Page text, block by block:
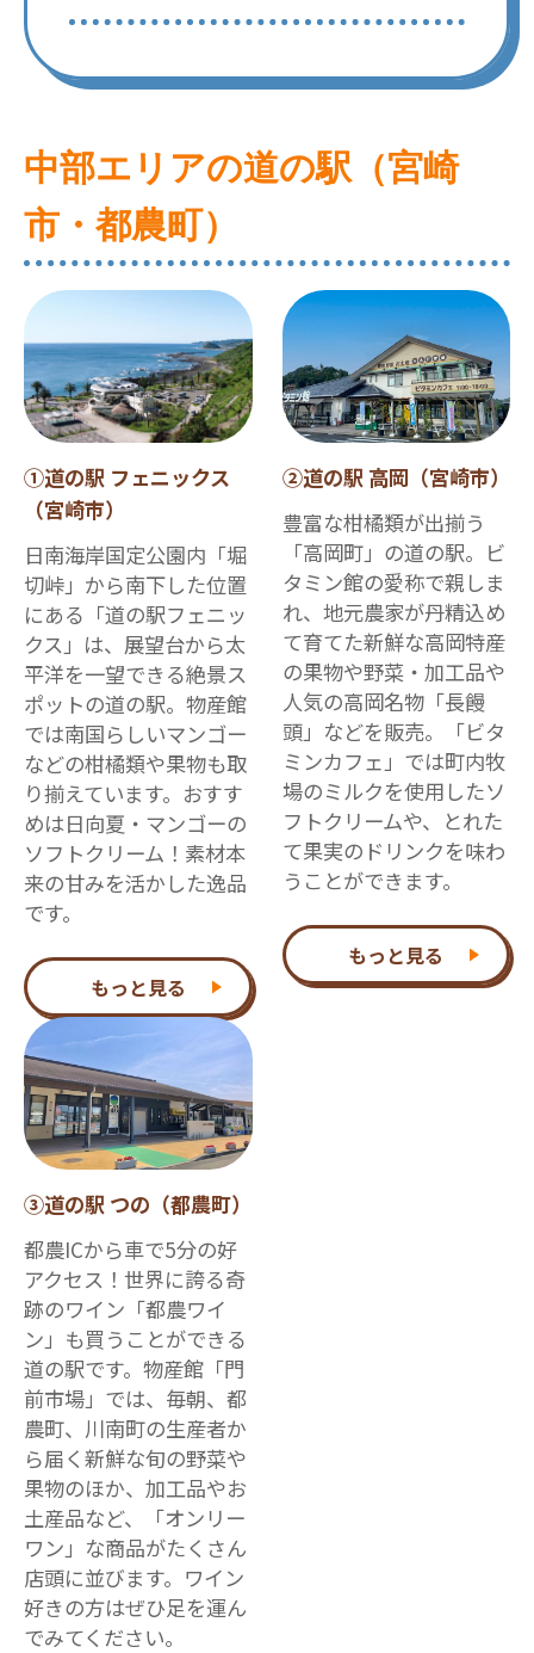
中部エリアの道の駅（宮崎
市・都農町）
①道の駅 フェニックス
（宮崎市）
日南海岸国定公園内「堀
切峠」から南下した位置
にある「道の駅フェニッ
クス」は、展望台から太
平洋を一望できる絶景ス
ポットの道の駅。物産館
では南国らしいマンゴー
などの柑橘類や果物も取
り揃えています。おすす
めは日向夏・マンゴーの
ソフトクリーム！素材本
来の甘みを活かした逸品
です。
もっと見る
②道の駅 高岡（宮崎市）
豊富な柑橘類が出揃う
「高岡町」の道の駅。ビ
タミン館の愛称で親しま
れ、地元農家が丹精込め
て育てた新鮮な高岡特産
の果物や野菜・加工品や
人気の高岡名物「長饅
頭」などを販売。「ビタ
ミンカフェ」では町内牧
場のミルクを使用したソ
フトクリームや、とれた
て果実のドリンクを味わ
うことができます。
もっと見る
③道の駅 つの（都農町）
都農ICから車で5分の好
アクセス！世界に誇る奇
跡のワイン「都農ワイ
ン」も買うことができる
道の駅です。物産館「門
前市場」では、毎朝、都
農町、川南町の生産者か
ら届く新鮮な旬の野菜や
果物のほか、加工品やお
土産品など、「オンリー
ワン」な商品がたくさん
店頭に並びます。ワイン
好きの方はぜひ足を運ん
でみてください。